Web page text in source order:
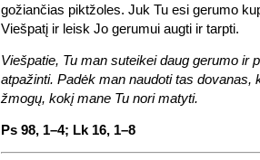
gožiančias piktžoles. Juk Tu esi gerumo
Viešpatį ir leisk Jo gerumui augti ir tarpti.
Viešpatie, Tu man suteikei daug gerumo ir
atpažinti. Padėk man naudoti tas dovanas,
žmogų, kokį mane Tu nori matyti.
Ps 98, 1–4; Lk 16, 1–8